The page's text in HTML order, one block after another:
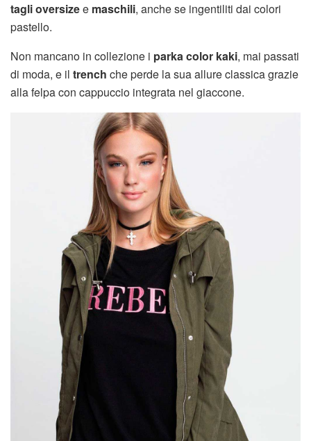
tagli oversizee maschili, anche se ingentiliti dai colori
pastello.
Non mancano in collezione i parka color kaki, mai passati
di moda, e il trench che perde la sua allure classica grazie
alla felpa con cappuccio integrata nel giaccone.